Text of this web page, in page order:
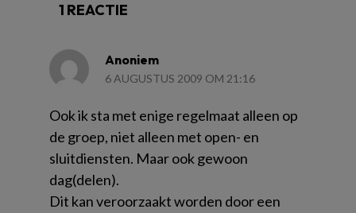
1 REACTIE
Anoniem
6 AUGUSTUS 2009 OM 21:16
Ook ik sta met enige regelmaat alleen op
de groep, niet alleen met open- en
sluitdiensten. Maar ook gewoon
dag(delen).
Dit kan veroorzaakt worden door een